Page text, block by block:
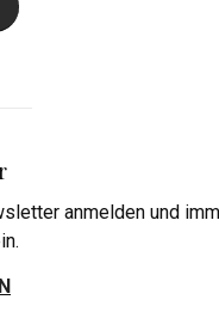
anmelden und